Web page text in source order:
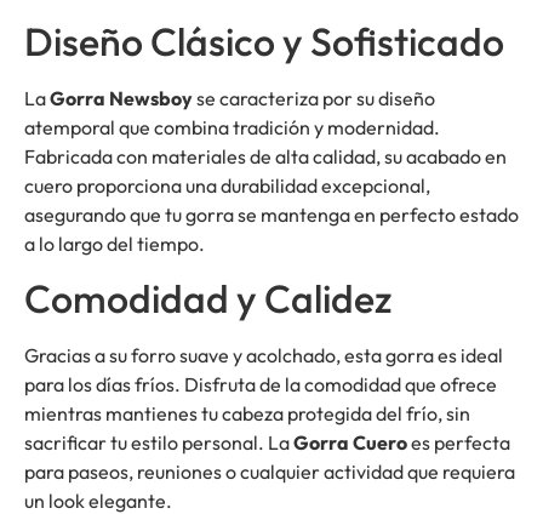
Diseño Clásico y Sofisticado
LaGorra Newsboyse caracteriza por su diseño
atemporal que combina tradición y modernidad.
Fabricada con materiales de alta calidad, su acabado en
cuero proporciona una durabilidad excepcional,
asegurando que tu gorra se mantenga en perfecto estado
a lo largo del tiempo.
Comodidad y Calidez
Gracias a su forro suave y acolchado, esta gorra es ideal
para los días fríos. Disfruta de la comodidad que ofrece
mientras mantienes tu cabeza protegida del frío, sin
sacrificar tu estilo personal. LaGorra Cueroes perfecta
para paseos, reuniones o cualquier actividad que requiera
un look elegante.